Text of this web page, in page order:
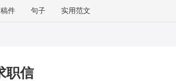
稿件 句子 实用范文
职信